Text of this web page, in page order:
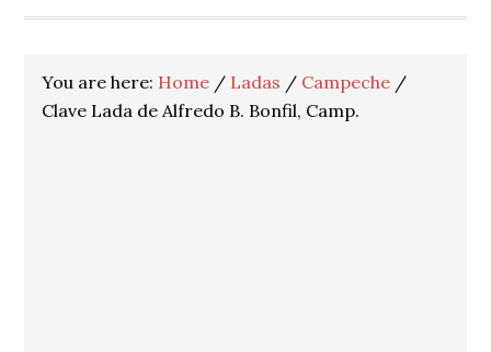
You are here: Home / Ladas / Campeche /
Clave Lada de Alfredo B. Bonfil, Camp.